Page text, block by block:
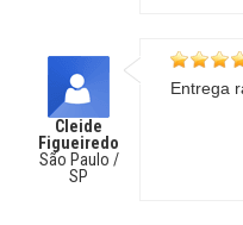
Cleide
Figueiredo
São Paulo /
SP
Entrega